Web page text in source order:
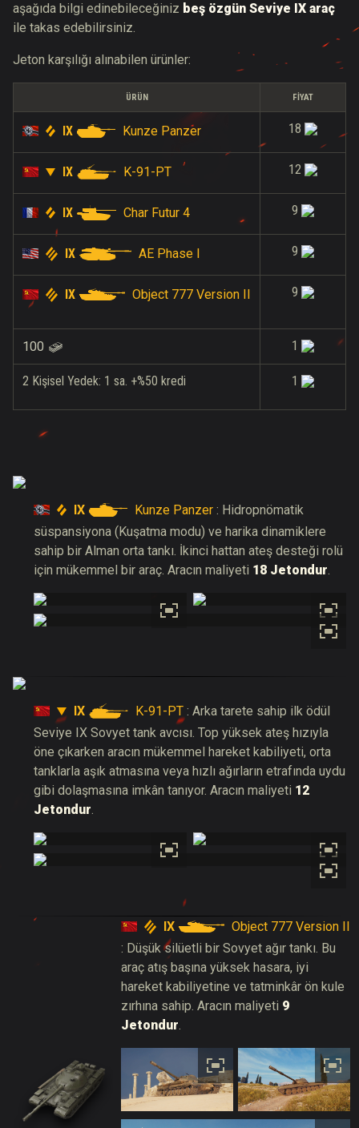
aşağıda bilgi edinebileceğiniz beş özgün Seviye IX araç
ile takas edebilirsiniz.
Jeton karşılığı alınabilen ürünler:
ÜRÜN FIYAT
IX Kunze Panzer 18
IX K-91-PT 12
IX Char Futur 4 9
IX AE Phase I 9
IX Object 777 Version II 9
100 1
2 Kişisel Yedek: 1 sa. +%50 kredi 1
IX Kunze Panzer : Hidropnömatik
süspansiyona (Kuşatma modu) ve harika dinamiklere
sahip bir Alman orta tankı. İkinci hattan ateş desteği rolü
için mükemmel bir araç. Aracın maliyeti 18 Jetondur.
IX K-91-PT : Arka tarete sahip ilk ödül
Seviye IX Sovyet tank avcısı. Top yüksek ateş hızıyla
öne çıkarken aracın mükemmel hareket kabiliyeti, orta
tanklarla aşık atmasına veya hızlı ağırların etrafında uydu
gibi dolaşmasına imkân tanıyor. Aracın maliyeti 12
Jetondur.
IX
Object 777 Version II
: Düşük silüetli bir Sovyet ağır tankı. Bu
araç atış başına yüksek hasara, iyi
hareket kabiliyetine ve tatminkâr ön kule
zırhına sahip. Aracın maliyeti 9
Jetondur.